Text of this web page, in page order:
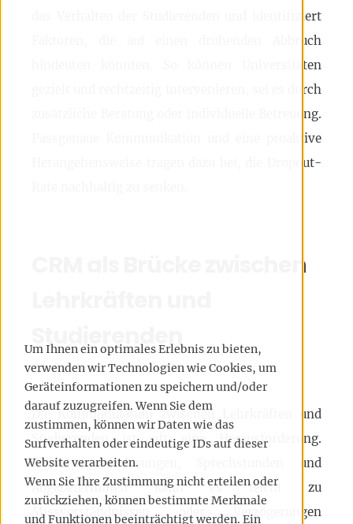
Um Ihnen ein optimales Erlebnis zu bieten,
verwenden wir Technologien wie Cookies, um
Geräteinformationen zu speichern und/oder
darauf zuzugreifen. Wenn Sie dem
zustimmen, können wir Daten wie das
Surfverhalten oder eindeutige IDs auf dieser
Website verarbeiten.
Wenn Sie Ihre Zustimmung nicht erteilen oder
zurückziehen, können bestimmte Merkmale
und Funktionen beeinträchtigt werden. Ein
das Verhalten der Studierenden und identifiziert
Faktoren, die auf einen drohenden Abbruch
hindeuten könnten. So können Universitäten
gezielt und rechtzeitig intervenieren, sei es durch
zusätzliche Beratung oder individuelle Betreuung.
Passgenaue Kommunikation und eine proaktive
Herangehensweise tragen dazu bei, die Dropout-
CRM als Brücke zwischen
Studierenden
Die Kommunikation zwischen Lehrkräften und
Studierenden ist oft eine Herausforderung.
Zwischen Vorlesungen, Sprechstunden und
Abgabeterminen kann es leicht zu
Missverständnissen oder Verzögerungen